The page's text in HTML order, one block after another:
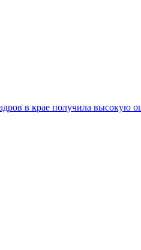
в крае получила высокую